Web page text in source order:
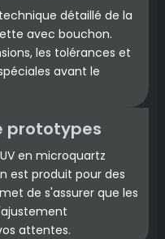
détaillé de la
avec bouchon.
les tolérances et
avant le
prototypes
en microquartz
est produit pour des
de s'assurer que les
attentes.